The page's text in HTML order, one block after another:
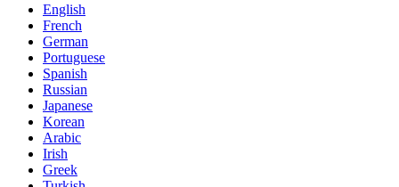
English
French
German
Portuguese
Spanish
Russian
Japanese
Korean
Arabic
Irish
Greek